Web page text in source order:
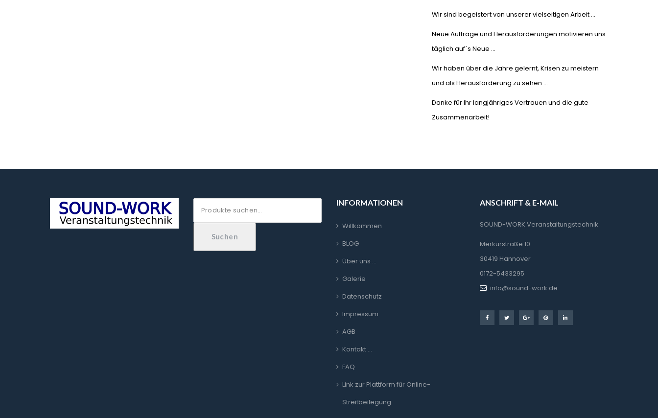
Wir sind begeistert von unserer vielseitigen Arbeit …
Neue Aufträge und Herausforderungen motivieren uns
täglich auf´s Neue …
Wir haben über die Jahre gelernt, Krisen zu meistern
und als Herausforderung zu sehen …
Danke für Ihr langjähriges Vertrauen und die gute
Zusammenarbeit!
Suche
nach:
Suchen
INFORMATIONEN
Willkommen
BLOG
Über uns …
Galerie
Datenschutz
Impressum
AGB
Kontakt …
FAQ
Link zur Plattform für Online-
Streitbeilegung
ANSCHRIFT & E-MAIL
SOUND-WORK Veranstaltungstechnik
Merkurstraße 10
30419 Hannover
0172-5433295
info@sound-work.de